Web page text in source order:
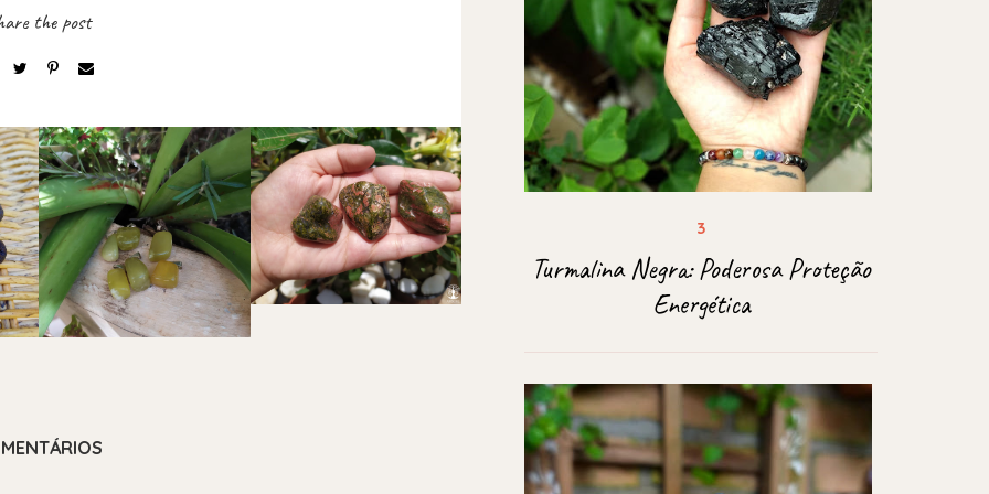
Turmalina Negra: Poderosa Proteção
Energética